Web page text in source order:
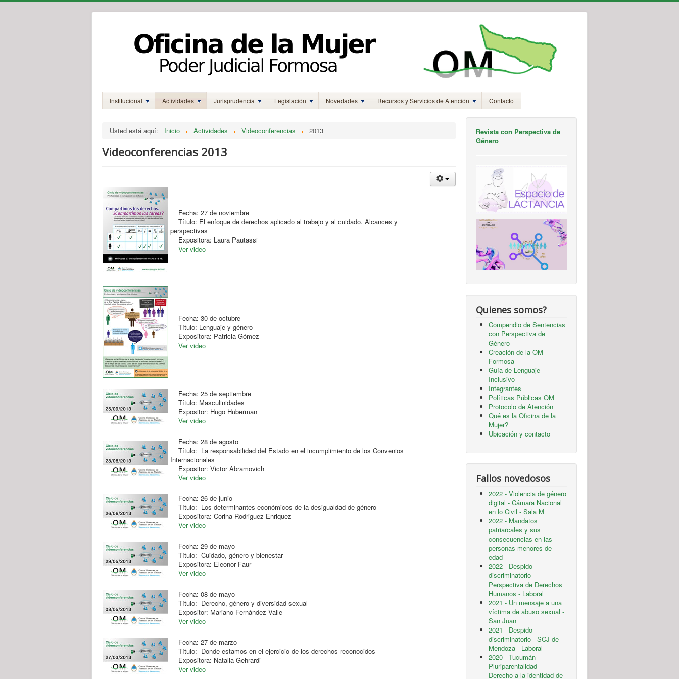
Institucional Actividades Jurisprudencia Legislación Novedades Recursos y Servicios de Atención Contacto
Usted está aquí: Inicio Actividades Videoconferencias 2013
Videoconferencias 2013
Fecha: 27 de noviembre
Título: El enfoque de derechos aplicado al trabajo y al cuidado. Alcances y
perspectivas
Expositora: Laura Pautassi
Ver video
Fecha: 30 de octubre
Título: Lenguaje y género
Expositora: Patricia Gómez
Ver video
Fecha: 25 de septiembre
Título: Masculinidades
Expositor: Hugo Huberman
Ver video
Fecha: 28 de agosto
Título: La responsabilidad del Estado en el incumplimiento de los Convenios
Internacionales
Expositor: Victor Abramovich
Ver video
Fecha: 26 de junio
Título: Los determinantes económicos de la desigualdad de género
Expositora: Corina Rodriguez Enriquez
Ver video
Fecha: 29 de mayo
Título: Cuidado, género y bienestar
Expositora: Eleonor Faur
Ver video
Fecha: 08 de mayo
Título: Derecho, género y diversidad sexual
Expositor: Mariano Fernández Valle
Ver video
Fecha: 27 de marzo
Título: Donde estamos en el ejercicio de los derechos reconocidos
Expositora: Natalia Gehrardi
Ver video
Revista con Perspectiva de
Género
Quienes somos?
Compendio de Sentencias
con Perspectiva de
Género
Creación de la OM
Formosa
Guía de Lenguaje
Inclusivo
Integrantes
Políticas Públicas OM
Protocolo de Atención
Qué es la Oficina de la
Mujer?
Ubicación y contacto
Fallos novedosos
2022 - Violencia de género
digital - Cámara Nacional
en lo Civil - Sala M
2022 - Mandatos
patriarcales y sus
consecuencias en las
personas menores de
edad
2022 - Despido
discriminatorio -
Perspectiva de Derechos
Humanos - Laboral
2021 - Un mensaje a una
víctima de abuso sexual -
San Juan
2021 - Despido
discriminatorio - SCJ de
Mendoza - Laboral
2020 - Tucumán -
Pluriparentalidad -
Derecho a la identidad de